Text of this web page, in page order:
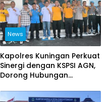
News
Kapolres Kuningan Perkuat
Sinergi dengan KSPSI AGN,
Dorong Hubungan